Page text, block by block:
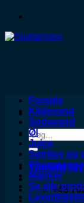
Søg
efter:
Tilmeld
+45
Forside
Kildevand
Sodavand
Øl
Juice
Spiritus og
Mærker
Se alle